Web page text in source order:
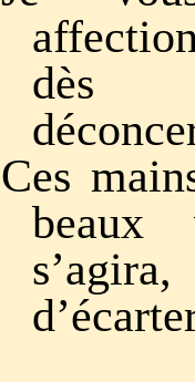
dès
Ces
beaux